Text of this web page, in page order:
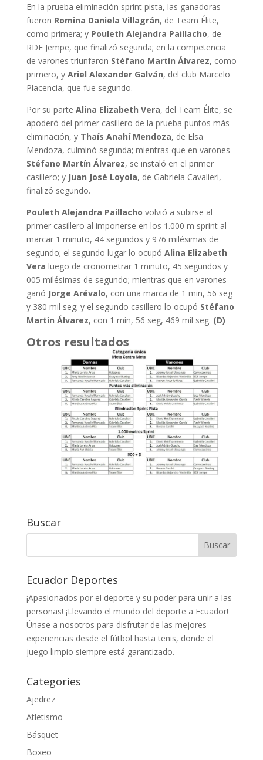
En la prueba eliminación sprint pista, las ganadoras
fueron Romina Daniela Villagrán, de Team Élite,
como primera; y Pouleth Alejandra Paillacho, de
RDF Jempe, que finalizó segunda; en la competencia
de varones triunfaron Stéfano Martín Álvarez, como
primero, y Ariel Alexander Galván, del club Marcelo
Placencia, que fue segundo.
Por su parte Alina Elizabeth Vera, del Team Élite, se
apoderó del primer casillero de la prueba puntos más
eliminación, y Thaís Anahí Mendoza, de Elsa
Mendoza, culminó segunda; mientras que en varones
Stéfano Martín Álvarez, se instaló en el primer
casillero; y Juan José Loyola, de Gabriela Cavalieri,
finalizó segundo.
Pouleth Alejandra Paillacho volvió a subirse al
primer casillero al imponerse en los 1.000 m sprint al
marcar 1 minuto, 44 segundos y 976 milésimas de
segundo; el segundo lugar lo ocupó Alina Elizabeth
Vera luego de cronometrar 1 minuto, 45 segundos y
005 milésimas de segundo; mientras que en varones
ganó Jorge Arévalo, con una marca de 1 min, 56 seg
y 380 mil seg; y el segundo casillero lo ocupó Stéfano
Martín Álvarez, con 1 min, 56 seg, 469 mil seg. (D)
Otros resultados
Buscar
Ecuador Deportes
¡Apasionados por el deporte y su poder para unir a las
personas! ¡Llevando el mundo del deporte a Ecuador!
Únase a nosotros para disfrutar de las mejores
experiencias desde el fútbol hasta tenis, donde el
juego limpio siempre está garantizado.
Categories
Ajedrez
Atletismo
Básquet
Boxeo